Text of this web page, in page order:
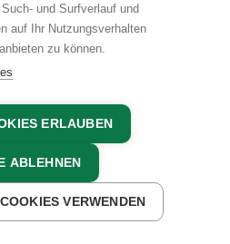
der Umgebung
JETZT BUCHEN
und Surfverlauf und
auf Ihr Nutzungsverhalten
zu können.
ERLAUBEN
ABLEHNEN
VERWENDEN